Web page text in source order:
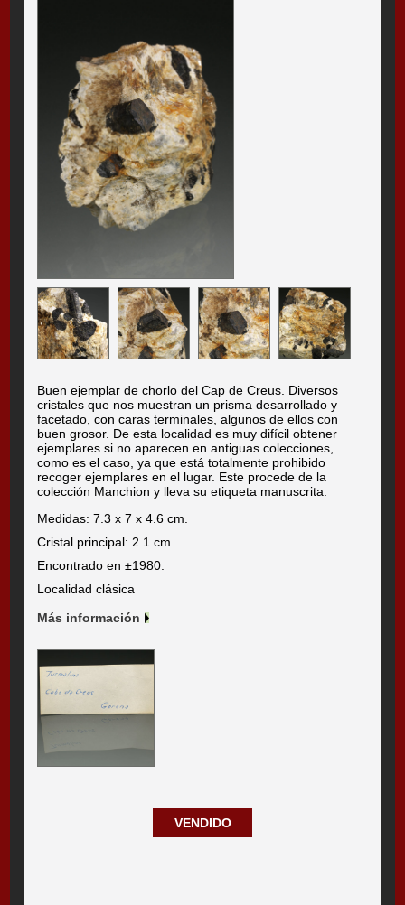
Buen ejemplar de chorlo del Cap de Creus. Diversos
cristales que nos muestran un prisma desarrollado y
facetado, con caras terminales, algunos de ellos con
buen grosor. De esta localidad es muy difícil obtener
ejemplares si no aparecen en antiguas colecciones,
como es el caso, ya que está totalmente prohibido
recoger ejemplares en el lugar. Este procede de la
colección Manchion y lleva su etiqueta manuscrita.
Medidas: 7.3 x 7 x 4.6 cm.
Cristal principal: 2.1 cm.
Encontrado en ±1980.
Localidad clásica
Más información
VENDIDO